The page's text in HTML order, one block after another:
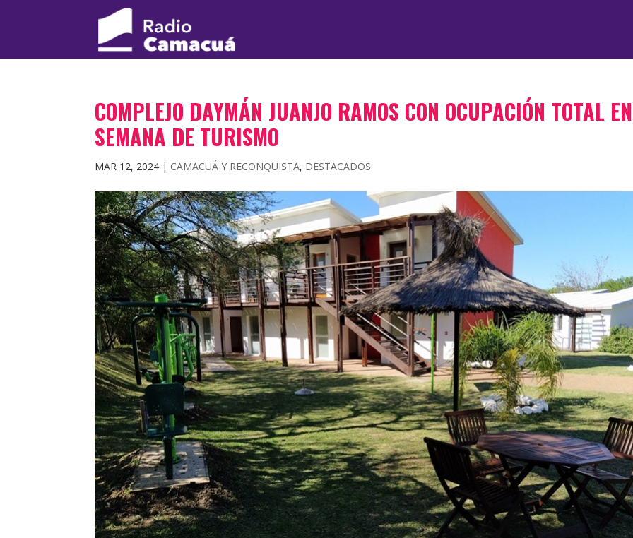
COMPLEJO DAYMÁN JUANJO RAMOS CON OCUPACIÓN TOTAL EN
SEMANA DE TURISMO
MAR 12, 2024 | CAMACUÁ Y RECONQUISTA, DESTACADOS